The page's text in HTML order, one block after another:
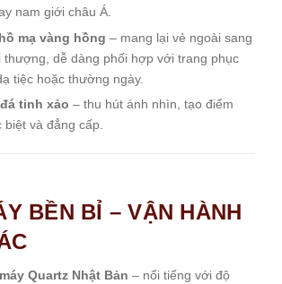
nam giới châu Á.
mạ vàng hồng – mang lại vẻ ngoài sang
thượng, dễ dàng phối hợp với trang phục
tiệc hoặc thường ngày.
tinh xảo – thu hút ánh nhìn, tạo điểm
biệt và đẳng cấp.
BỀN BỈ – VẬN HÀNH
Quartz Nhật Bản – nổi tiếng với độ